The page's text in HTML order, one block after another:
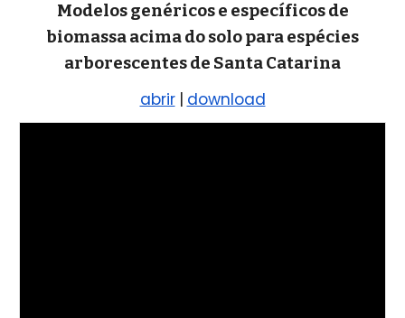
Modelos genéricos e específicos de
biomassa acima do solo para espécies
arborescentes de Santa Catarina
abrir | download